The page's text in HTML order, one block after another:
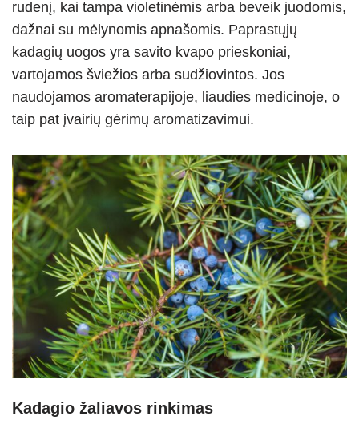
rudenį, kai tampa violetinėmis arba beveik juodomis,
dažnai su mėlynomis apnašomis. Paprastųjų
kadagių uogos yra savito kvapo prieskoniai,
vartojamos šviežios arba sudžiovintos. Jos
naudojamos aromaterapijoje, liaudies medicinoje, o
taip pat įvairių gėrimų aromatizavimui.
Kadagio žaliavos rinkimas